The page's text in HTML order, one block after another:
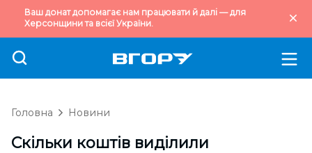
Ваш донат допомагає нам працювати й далі — для
Херсонщини та всієї України.
Головна Новини
Скільки коштів виділили